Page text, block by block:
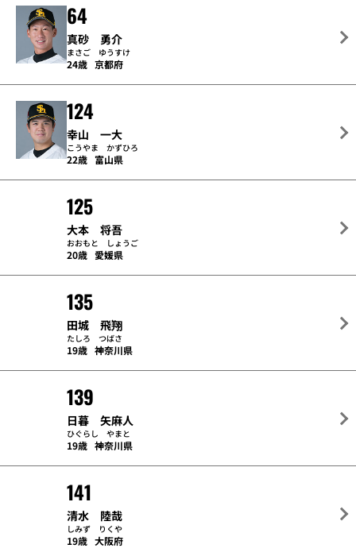
64
真砂 勇介
まさご ゆうすけ
24歳 京都府
124
幸山 一大
こうやま かずひろ
22歳 富山県
125
大本 将吾
おおもと しょうご
20歳 愛媛県
135
田城 飛翔
たしろ つばさ
19歳 神奈川県
139
日暮 矢麻人
ひぐらし やまと
19歳 神奈川県
141
清水 陸哉
しみず りくや
19歳 大阪府